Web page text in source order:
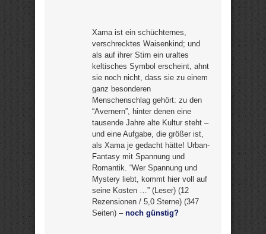
Xama ist ein schüchternes,
verschrecktes Waisenkind; und
als auf ihrer Stirn ein uraltes
keltisches Symbol erscheint, ahnt
sie noch nicht, dass sie zu einem
ganz besonderen
Menschenschlag gehört: zu den
“Avernern”, hinter denen eine
tausende Jahre alte Kultur steht –
und eine Aufgabe, die größer ist,
als Xama je gedacht hätte! Urban-
Fantasy mit Spannung und
Romantik. “Wer Spannung und
Mystery liebt, kommt hier voll auf
seine Kosten …” (Leser) (12
Rezensionen / 5,0 Sterne) (347
Seiten) – noch günstig?